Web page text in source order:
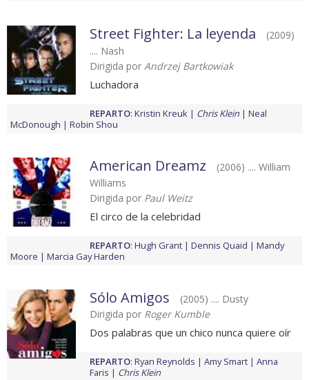
Street Fighter: La leyenda
(2009)
.... Nash
Dirigida por Andrzej Bartkowiak
Luchadora
REPARTO: Kristin Kreuk Chris Klein
Neal
McDonough
Robin Shou
American Dreamz
(2006) .... William
Williams
Dirigida por Paul Weitz
El circo de la celebridad
REPARTO: Hugh Grant Dennis Quaid
Mandy
Moore
Marcia Gay Harden
Sólo Amigos
(2005) .... Dusty
Dirigida por Roger Kumble
Dos palabras que un chico nunca quiere oír
REPARTO: Ryan Reynolds Amy Smart
Anna
Faris
Chris Klein